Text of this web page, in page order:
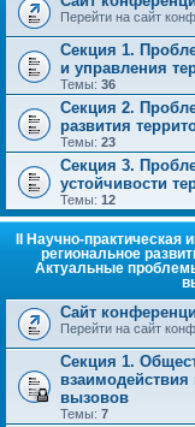
Перейти на сайт
Секция 1.
и управления
Темы: 36
Секция 2.
развития
Темы: 23
Секция 3.
устойчивости
Темы: 12
II Научно-
региональное
Актуальные
Сайт
Перейти на сайт
Секция 1.
вызовов
Темы: 7